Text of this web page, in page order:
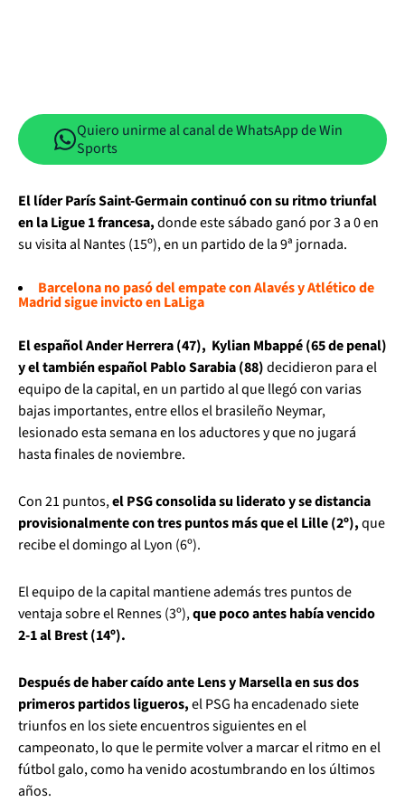
Quiero unirme al canal de WhatsApp de Win
Sports
El líder París Saint-Germain continuó con su ritmo triunfal
en la Ligue 1 francesa,donde este sábado ganó por 3 a 0 en
su visita al Nantes (15º), en un partido de la 9ª jornada.
Barcelona no pasó del empate con Alavés y Atlético de
Madrid sigue invicto en LaLiga
El español Ander Herrera (47), Kylian Mbappé (65 de penal)
y el también español Pablo Sarabia (88)decidieron para el
equipo de la capital, en un partido al que llegó con varias
bajas importantes, entre ellos el brasileño Neymar,
lesionado esta semana en los aductores y que no jugará
hasta finales de noviembre.
Con 21 puntos,el PSG consolida su liderato y se distancia
provisionalmente con tres puntos más que el Lille (2º),que
recibe el domingo al Lyon (6º).
El equipo de la capital mantiene además tres puntos de
ventaja sobre el Rennes (3º),que poco antes había vencido
2-1 al Brest (14º).
Después de haber caído ante Lens y Marsella en sus dos
primeros partidos ligueros,el PSG ha encadenado siete
triunfos en los siete encuentros siguientes en el
campeonato, lo que le permite volver a marcar el ritmo en el
fútbol galo, como ha venido acostumbrando en los últimos
años.